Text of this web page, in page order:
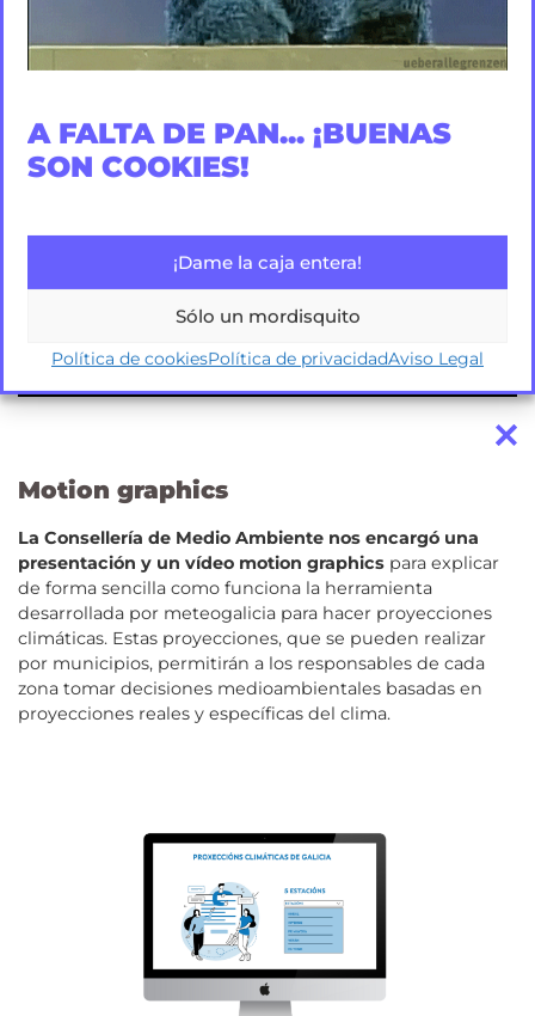
A FALTA DE PAN... ¡BUENAS
SON COOKIES!
¡Dame la caja entera!
Sólo un mordisquito
Política de cookiesPolítica de privacidadAviso Legal
Motion graphics
La Consellería de Medio Ambiente nos encargó una
presentación y un vídeo motion graphics para explicar
de forma sencilla como funciona la herramienta
desarrollada por meteogalicia para hacer proyecciones
climáticas. Estas proyecciones, que se pueden realizar
por municipios, permitirán a los responsables de cada
zona tomar decisiones medioambientales basadas en
proyecciones reales y específicas del clima.